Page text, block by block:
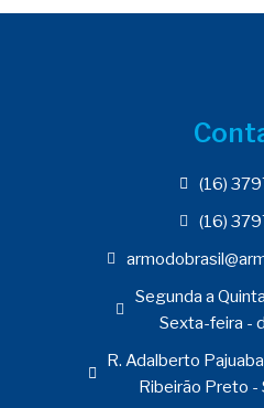
(16)
(16)
Segunda a
Sexta-feira -
R. Adalberto
Ribeirão Preto